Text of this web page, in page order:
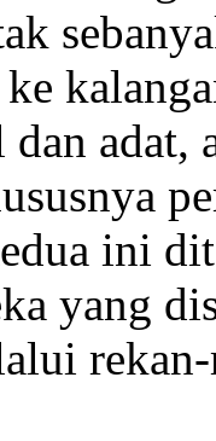
adat,
ini
yang